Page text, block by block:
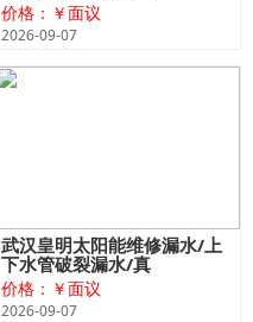
价格：￥面议
2026-09-07
武汉皇明太阳能维修漏水/上
下水管破裂漏水/真
价格：￥面议
2026-09-07